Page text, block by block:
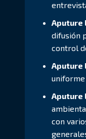
Aputure
difusión
control
Aputure
Aputure
con